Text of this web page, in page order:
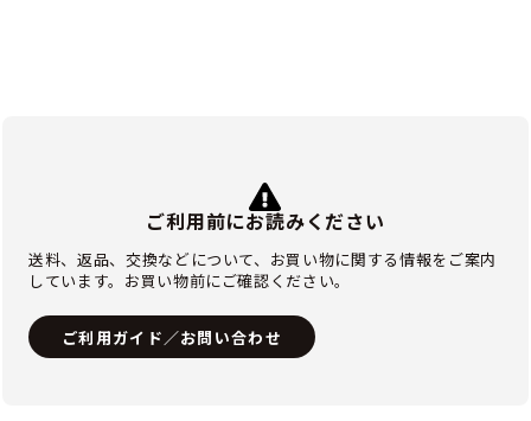
ご利用前にお読みください
送料、返品、交換などについて、お買い物に関する情報をご案内
しています。お買い物前にご確認ください。
ご利用ガイド／お問い合わせ